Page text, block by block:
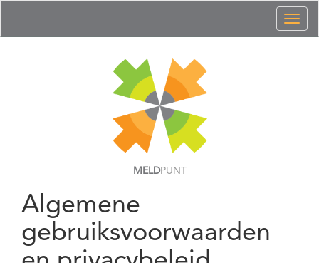
MELDPUNT
Algemene
gebruiksvoorwaarden